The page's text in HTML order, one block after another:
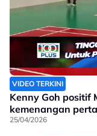
VIDEO TERKINI
Kenny Goh positif
kemenangan
25/04/2026